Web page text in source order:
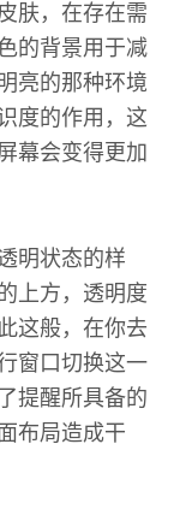
肤，在存在需
的背景用于减
亮的那种环境
度的作用，这
幕会变得更加
明状态的样
上方，透明度
这般，在你去
窗口切换这一
提醒所具备的
布局造成干